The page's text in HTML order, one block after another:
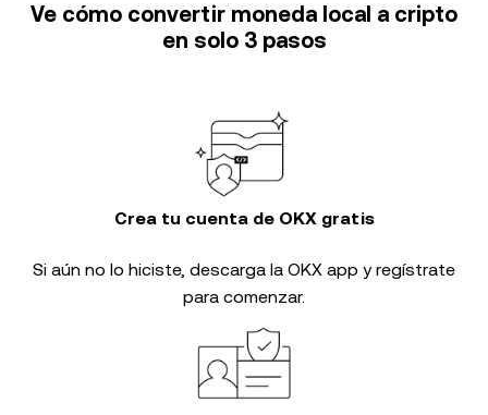
Ve cómo convertir moneda local a cripto
en solo 3 pasos
Crea tu cuenta de OKX gratis
Si aún no lo hiciste, descarga la OKX app y regístrate
para comenzar.